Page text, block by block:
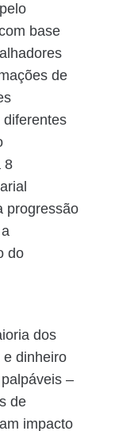
base
de
diferentes
8
progressão
do
dos
dinheiro
–
de
impacto